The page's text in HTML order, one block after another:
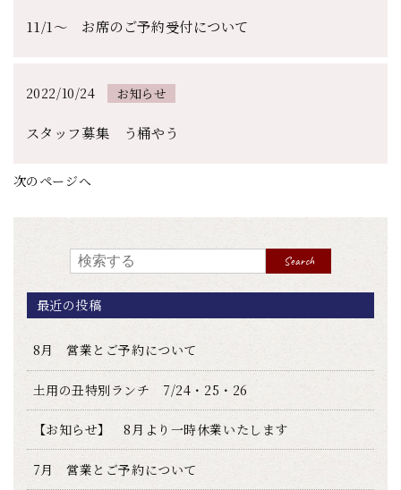
11/1～ お席のご予約受付について
2022/10/24 お知らせ
スタッフ募集 う桶やう
次のページへ
Search
最近の投稿
8月 営業とご予約について
土用の丑特別ランチ 7/24・25・26
【お知らせ】 8月より一時休業いたします
7月 営業とご予約について